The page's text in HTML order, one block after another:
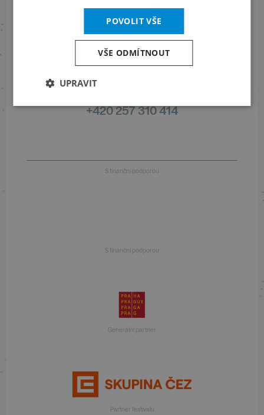
Informace o stavu objednávek
+420 461 049 232
Informace o programu
+420 257 310 414
S finanční podporou
S finanční podporou
Generální partner
Partner festivalu
POVOLIT VŠE
VŠE ODMÍTNOUT
UPRAVIT